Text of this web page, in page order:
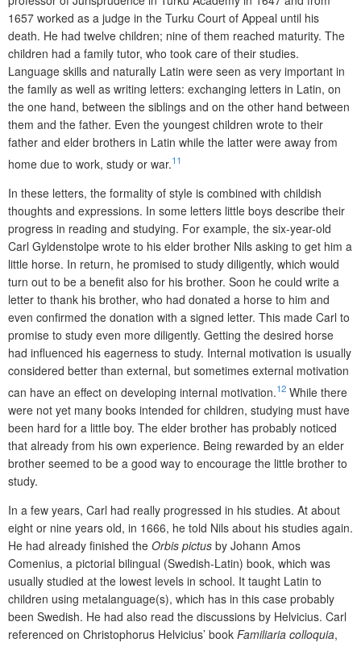
1657 worked as a judge in the Turku Court of Appeal until his
death. He had twelve children; nine of them reached maturity. The
children had a family tutor, who took care of their studies.
Language skills and naturally Latin were seen as very important in
the family as well as writing letters: exchanging letters in Latin, on
the one hand, between the siblings and on the other hand between
them and the father. Even the youngest children wrote to their
father and elder brothers in Latin while the latter were away from
home due to work, study or war.11
In these letters, the formality of style is combined with childish
thoughts and expressions. In some letters little boys describe their
progress in reading and studying. For example, the six-year-old
Carl Gyldenstolpe wrote to his elder brother Nils asking to get him a
little horse. In return, he promised to study di­ligently, which would
turn out to be a benefit also for his brother. Soon he could write a
letter to thank his brother, who had donated a horse to him and
even confirmed the donation with a signed letter. This made Carl to
promise to study even more diligently. Getting the desired horse
had influenced his eagerness to study. Internal motivation is usually
considered better than external, but sometimes external motivation
can have an effect on developing internal motivation.12 While there
were not yet many books intended for children, studying must have
been hard for a little boy. The elder brother has probably noticed
that already from his own experience. Being rewarded by an elder
brother seemed to be a good way to encourage the little brother to
study.
In a few years, Carl had really progressed in his studies. At about
eight or nine years old, in 1666, he told Nils about his studies again.
He had already finished the Orbis pictus by Johann Amos
Comenius, a pictorial bilingual (Swedish-Latin) book, which was
usually studied at the lowest levels in school. It taught Latin to
children using metalanguage(s), which has in this case probably
been Swedish. He had also read the discussions by Helvicius. Carl
referenced on Christophorus Helvicius’ book Familiaria colloquia,